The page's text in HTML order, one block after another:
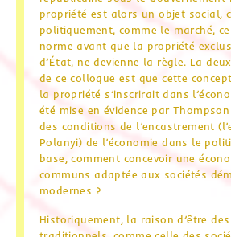
propriété est alors un objet social,
politiquement, comme le marché,
norme avant que la propriété
d’État, ne devienne la règle. La
de ce colloque est que cette
la propriété s’inscrirait dans
été mise en évidence par
des conditions de l’encastrement
Polanyi) de l’économie dans le
base, comment concevoir une
communs adaptée aux sociétés
modernes ?
Historiquement, la raison d’être